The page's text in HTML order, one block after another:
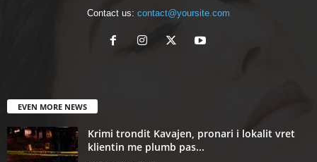
Contact us: contact@yoursite.com
EVEN MORE NEWS
Krimi trondit Kavajen, pronari i lokalit vret
klientin me plumb pas...